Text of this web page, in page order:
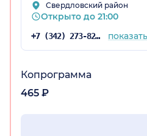
Свердловский район
Открыто до 21:00
+7 (342) 273-82-39 показать
Копрограмма
465 ₽